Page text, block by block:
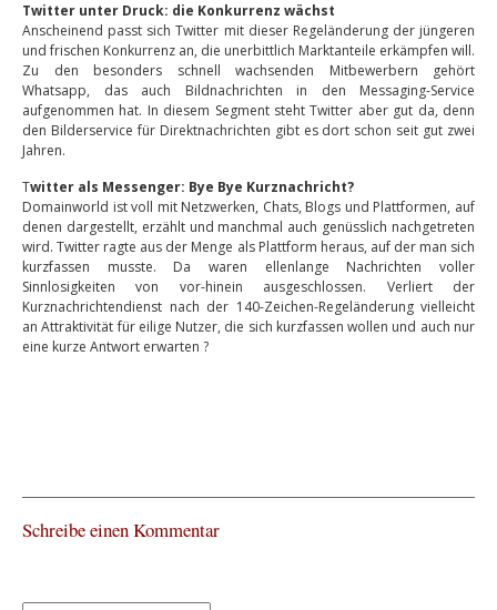
Twitter unter Druck: die Konkurrenz wächst
Anscheinend passt sich Twitter mit dieser Regeländerung der jüngeren
und frischen Konkurrenz an, die unerbittlich Marktanteile erkämpfen will.
Zu den besonders schnell wachsenden Mitbewerbern gehört
Whatsapp, das auch Bildnachrichten in den Messaging-Service
aufgenommen hat. In diesem Segment steht Twitter aber gut da, denn
den Bilderservice für Direktnachrichten gibt es dort schon seit gut zwei
Jahren.
Twitter als Messenger: Bye Bye Kurznachricht?
Domainworld ist voll mit Netzwerken, Chats, Blogs und Plattformen, auf
denen dargestellt, erzählt und manchmal auch genüsslich nachgetreten
wird. Twitter ragte aus der Menge als Plattform heraus, auf der man sich
kurzfassen musste. Da waren ellenlange Nachrichten voller
Sinnlosigkeiten von vor-hinein ausgeschlossen. Verliert der
Kurznachrichtendienst nach der 140-Zeichen-Regeländerung vielleicht
an Attraktivität für eilige Nutzer, die sich kurzfassen wollen und auch nur
eine kurze Antwort erwarten ?
Schreibe einen Kommentar